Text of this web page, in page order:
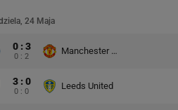
24 Maja
0 : 3
0 : 2
Manchester United
3 : 0
0 : 0
Leeds United